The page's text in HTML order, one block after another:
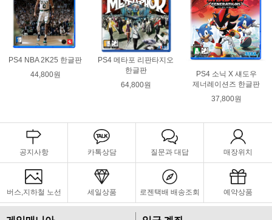
PS4 NBA 2K25 한글판
44,800원
PS4 메타포 리판타지오
한글판
64,800원
PS4 소닉 X 섀도우
제너레이션즈 한글판
37,800원
공지사항 카톡상담 질문과 대답 매장위치
버스,지하철 노선 세일상품 로젠택배 배송조회 예약상품